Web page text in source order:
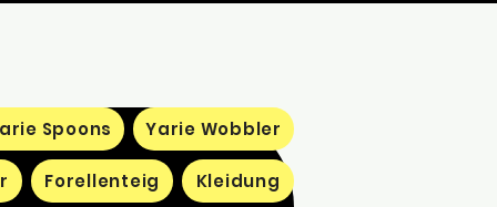
Spoons Yarie Wobbler
Forellenteig Kleidung